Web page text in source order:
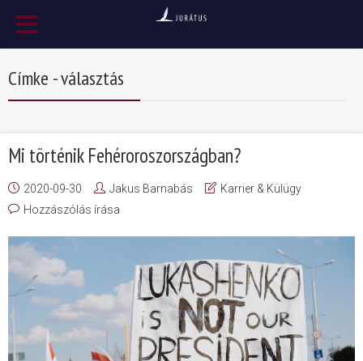
Címke - választás
Mi történik Fehéroroszországban?
2020-09-30 Jakus Barnabás
Karrier & Külügy
Hozzászólás írása